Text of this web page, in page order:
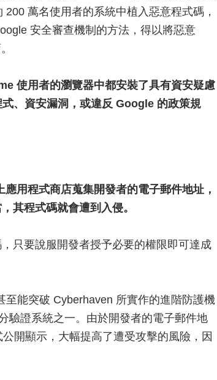
萬名使用者的系統中植入惡意程式碼，
安全審查機制的方法，得以將惡意
使用者的瀏覽器中都安裝了具有資安疑慮
、資安漏洞，或違反 Google 的政策規
用程式商店蒐集開發者的電子郵件地址，
其程式碼就會遭到入侵。
只要說服開發者授予必要的權限即可達成
能突破 Cyberhaven 所實作的進階防護機
驗證系統之一。由於開發者的電子郵件地
開顯示，大幅提高了遭受攻擊的風險，因